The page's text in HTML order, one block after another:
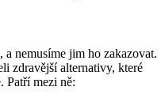
a nemusíme jim ho zakazovat.
zdravější alternativy, které
Patří mezi ně: